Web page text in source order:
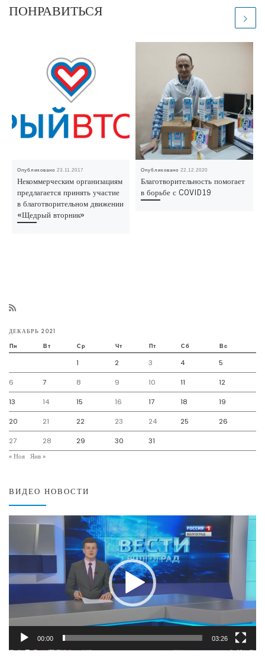
ПОНРАВИТЬСЯ
Опубликовано23.11.2017
Некоммерческим организациям
предлагается принять участие
в благотворительном движении
«Щедрый вторник»
Опубликовано22.12.2020
Благотворительность помогает
в борьбе с COVID19
ДЕКАБРЬ 2021
Пн Вт Ср Чт Пт Сб Вс
1 2 3 4 5
6 7 8 9 10 11 12
13 14 15 16 17 18 19
20 21 22 23 24 25 26
27 28 29 30
31
« Ноя Янв »
ВИДЕО НОВОСТИ
00:00 03:26